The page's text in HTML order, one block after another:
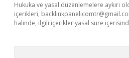
Hukuka ve yasal düzenlemelere aykırı
içerikleri,
halinde, ilgili içerikler yasal süre